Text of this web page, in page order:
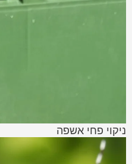
ניקוי פחי אשפה